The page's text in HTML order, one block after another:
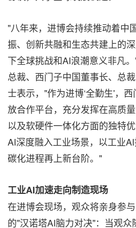
"八年来，进博会持续推动着中
振、创新共融和生态共建上的
下全球挑战和AI浪潮意义非凡
总裁、西门子中国董事长、总
士表示，"作为进博‘全勤生'，
放合作平台，充分发挥在高质
以及软硬件一体化方面的独特
AI深度融入工业场景，以工业
碳化进程再上新台阶。"
工业AI加速走向制造现场
在进博会现场，观众将亲身参
的"汉诺塔AI脑力对决"：当观众